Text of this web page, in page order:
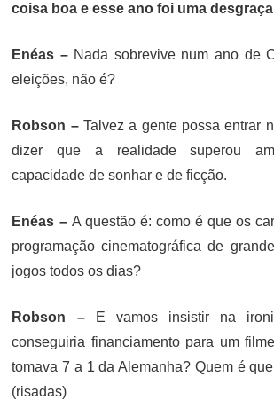
coisa boa e esse ano foi uma
Enéas –Nada sobrevive num ano de
eleições, não é?
Robson –Talvez a gente possa entrar
dizer que a realidade superou
capacidade de sonhar e de ficção.
Enéas –A questão é: como é que os
programação cinematográfica de
jogos todos os dias?
Robson –E vamos insistir na
conseguiria financiamento para um
tomava 7 a 1 da Alemanha? Quem é
(risadas)